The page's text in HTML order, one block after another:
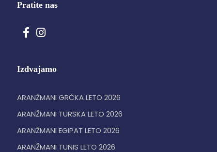
Pratite nas
Izdvajamo
ARANŽMANI GRČKA LETO 2026
ARANŽMANI TURSKA LETO 2026
ARANŽMANI EGIPAT LETO 2026
ARANŽMANI TUNIS LETO 2026